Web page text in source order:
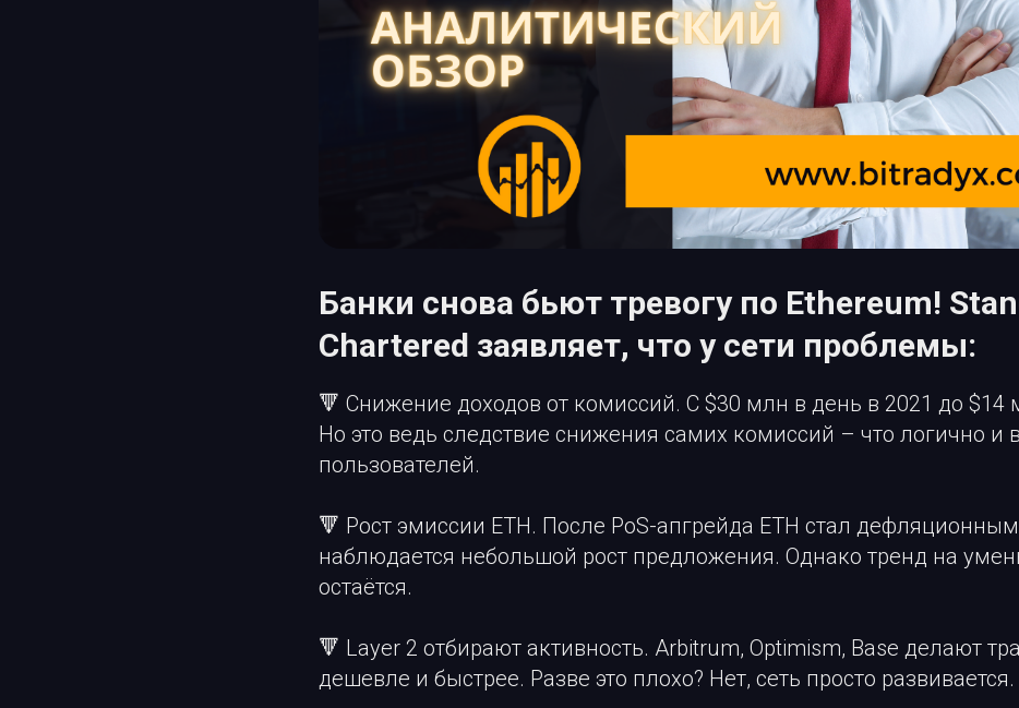
Банки снова бьют тревогу по Ethereum!
Chartered заявляет, что у сети проблемы:
🔻 Снижение доходов от комиссий. С $30 млн в день в 2021 до $14
Но это ведь следствие снижения самих комиссий – что логично и
пользователей.
🔻 Рост эмиссии ETH. После PoS-апгрейда ETH стал
наблюдается небольшой рост предложения. Однако тренд на
остаётся.
🔻 Layer 2 отбирают активность. Arbitrum, Optimism, Base делают
дешевле и быстрее. Разве это плохо? Нет, сеть просто развивается.